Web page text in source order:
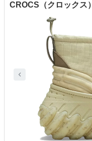
CROCS（クロックス